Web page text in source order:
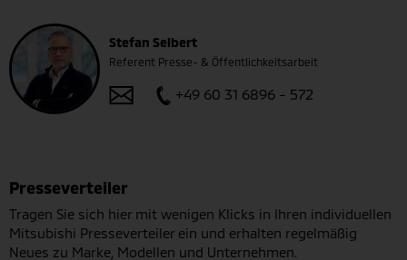
Stefan Seibert
Referent Presse- & Öffentlichkeitsarbeit
+49 60 31 6896 - 572
Presseverteiler
Tragen Sie sich hier mit wenigen Klicks in Ihren individuellen
Mitsubishi Presseverteiler ein und erhalten regelmäßig
Neues zu Marke, Modellen und Unternehmen.